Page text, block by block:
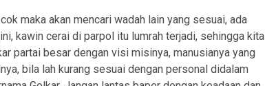
maka akan mencari wadah lain yang sesuai, ada
kawin cerai di parpol itu lumrah terjadi, sehingga kita
partai besar dengan visi misinya, manusianya yang
bila lah kurang sesuai dengan personal didalam